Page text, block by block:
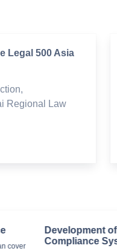
Legal 500 Asia
Regional Law
cover
Development of
Compliance